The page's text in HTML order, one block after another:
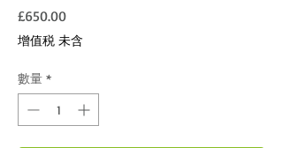
£650.00價格
增值税 未含
數量 *